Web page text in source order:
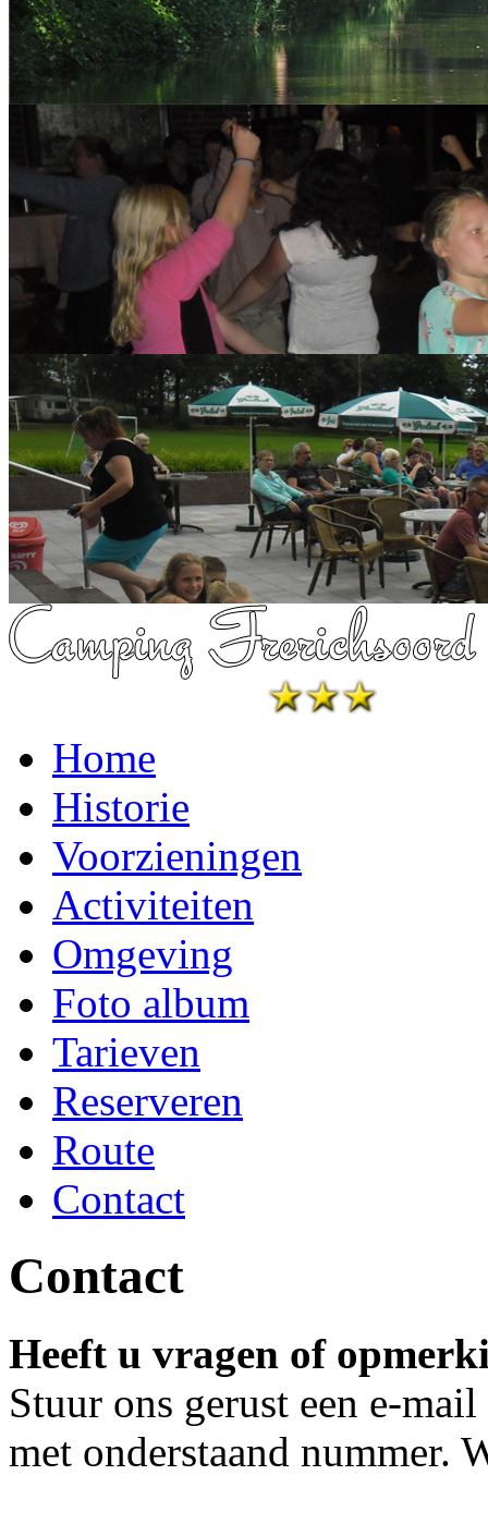
Home
Historie
Voorzieningen
Activiteiten
Omgeving
Foto album
Tarieven
Reserveren
Route
Contact
Contact
Heeft u vragen of
Stuur ons gerust een e-
met onderstaand nummer.